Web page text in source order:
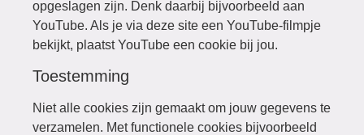
opgeslagen zijn. Denk daarbij bijvoorbeeld aan
YouTube. Als je via deze site een YouTube-filmpje
bekijkt, plaatst YouTube een cookie bij jou.
Toestemming
Niet alle cookies zijn gemaakt om jouw gegevens te
verzamelen. Met functionele cookies bijvoorbeeld